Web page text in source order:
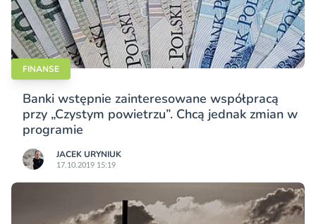
FINANSE
Banki wstępnie zainteresowane współpracą
przy „Czystym powietrzu”. Chcą jednak zmian w
programie
JACEK URYNIUK
17.10.2019 15:19